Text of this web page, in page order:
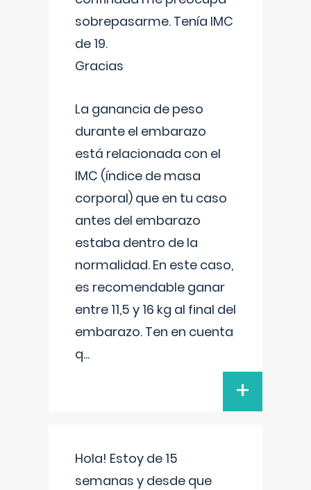
sobrepasarme. Tenía IMC
de 19.
Gracias
La ganancia de peso
durante el embarazo
está relacionada con el
IMC (índice de masa
corporal) que en tu caso
antes del embarazo
estaba dentro de la
normalidad. En este caso,
es recomendable ganar
entre 11,5 y 16 kg al final del
embarazo. Ten en cuenta
q...
+
Hola! Estoy de 15
semanas y desde que